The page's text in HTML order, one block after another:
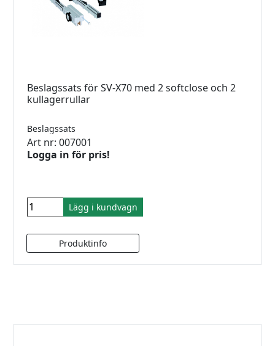
Beslagssats för SV-X70 med 2 softclose och 2
kullagerrullar
Beslagssats
Art nr: 007001
Logga in för pris!
Lägg i kundvagn